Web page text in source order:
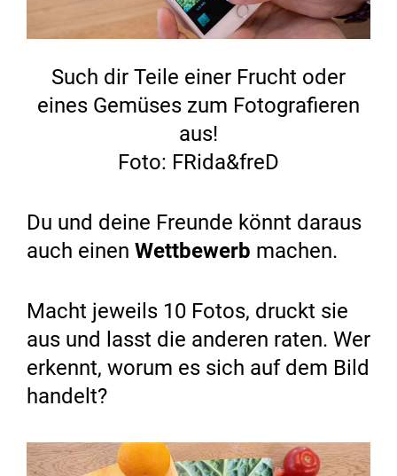
Such dir Teile einer Frucht oder
eines Gemüses zum Fotografieren
aus!
Foto: FRida&freD
Du und deine Freunde könnt daraus
auch einen Wettbewerb machen.
Macht jeweils 10 Fotos, druckt sie
aus und lasst die anderen raten. Wer
erkennt, worum es sich auf dem Bild
handelt?